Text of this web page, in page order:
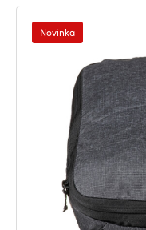
Novinka